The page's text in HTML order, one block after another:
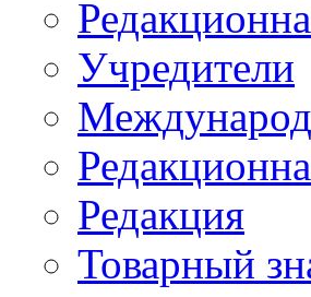
Учредители
Редакция
Товарный